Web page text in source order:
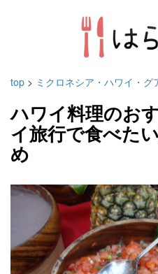
top > ミクロネシア・ハワイ・グ
ハワイ料理のお
イ旅行で食べた
め